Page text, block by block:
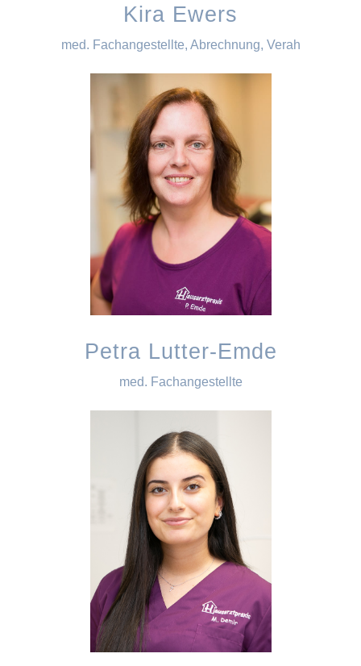
Kira Ewers
med. Fachangestellte, Abrechnung, Verah
Petra Lutter-Emde
med. Fachangestellte